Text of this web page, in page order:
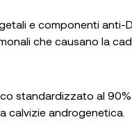
e componenti anti-
che causano la
standardizzato al
calvizie androgenetica.